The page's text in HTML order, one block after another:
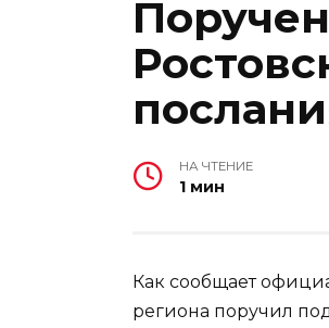
НА ЧТЕНИЕ
1 мин
Как сообщает
региона поручил